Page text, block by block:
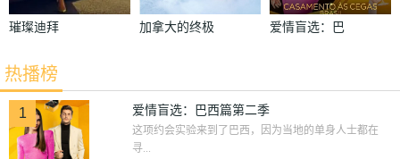
璀璨迪拜
加拿大的终极
爱情盲选：巴
热播榜
1 爱情盲选：巴西篇第二季
这项约会实验来到了巴西，因为当地的单身人士都在
寻...